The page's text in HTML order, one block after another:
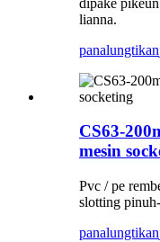
lianna.
panalungtikan
CS63-
mesin
Pvc / pe
slotting
panalungtikan